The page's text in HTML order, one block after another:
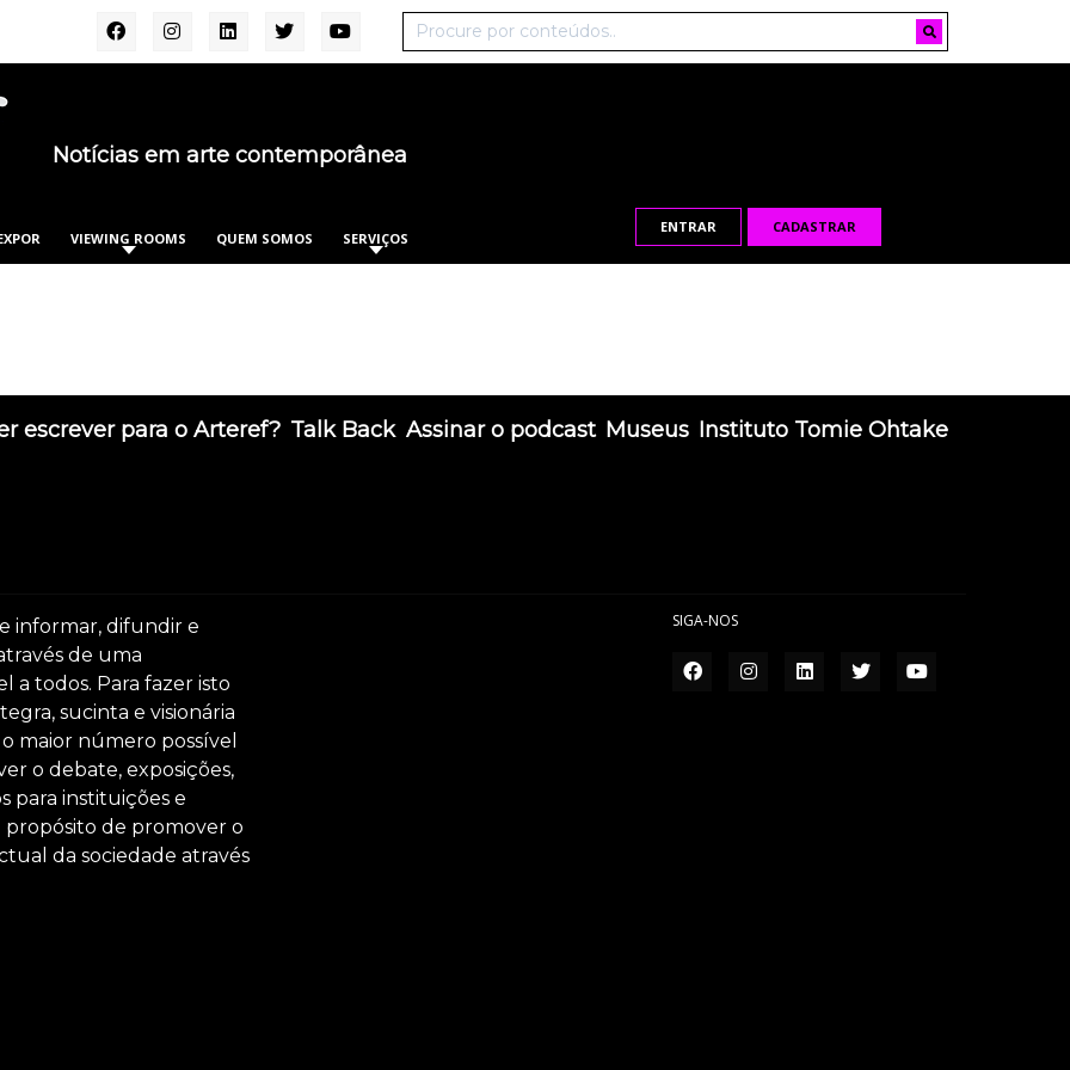
Notícias em arte contemporânea
VIEWING ROOMS QUEM SOMOS SERVIÇOS
ENTRAR CADASTRAR
escrever para o Arteref? Talk Back Assinar o podcast Museus Instituto Tomie Ohtake
informar, difundir e
de uma
a todos. Para fazer isto
sucinta e visionária
maior número possível
o debate, exposições,
para instituições e
propósito de promover o
da sociedade através
SIGA-NOS